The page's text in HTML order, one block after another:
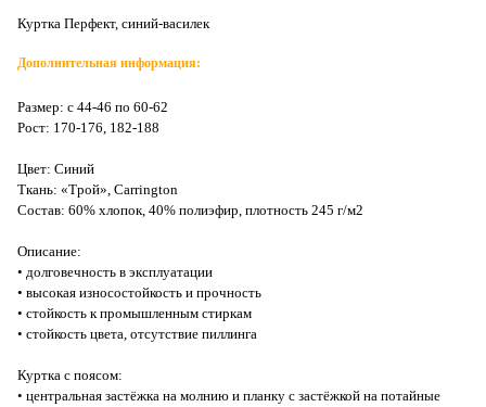
Куртка Перфект, синий-василек
Дополнительная информация:
Размер: с 44-46 по 60-62
Рост: 170-176, 182-188
Цвет: Синий
Ткань: «Трой», Carrington
Состав: 60% хлопок, 40% полиэфир, плотность 245 г/м2
Описание:
• долговечность в эксплуатации
• высокая износостойкость и прочность
• стойкость к промышленным стиркам
• стойкость цвета, отсутствие пиллинга
Куртка с поясом:
• центральная застёжка на молнию и планку с застёжкой на потайные